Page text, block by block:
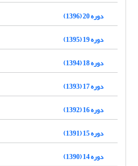
دوره 20 (1396)
دوره 19 (1395)
دوره 18 (1394)
دوره 17 (1393)
دوره 16 (1392)
دوره 15 (1391)
دوره 14 (1390)